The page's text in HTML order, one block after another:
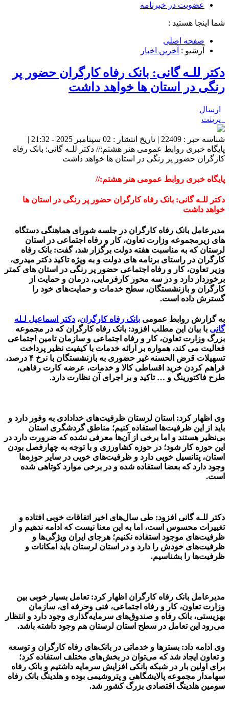
عضويت در خبرنامه
شما اینجا هستید :
صفحه اصلی
آرشیو : آخرین اخبار
دکتر للـه گانی: بانک رفاه کارگران حضور پر
رنگی در استان ها خواهد داشت
ارسال
پرینت
شناسه خبر : 22409 | تاریخ انتشار : 02 سپتامبر 2025 - 21:32 |
پایگاه خبری روابط عمومی هنر هشتم:// دکتر للـه گانی: بانک رفاه
کارگران حضور پر رنگی در استان ها خواهد داشت
پایگاه خبری روابط عمومی هنر هشتم://
دکتر للـه گانی: بانک رفاه کارگران حضور پر رنگی در استان ها
خواهد داشت
مدیرعامل بانک رفاه کارگران در جلسه شورای هماهنگی دستگاه
های زیرمجموعه وزارت تعاون، کار و رفاه اجتماعی در استان
لرستان که به مناسبت هفته دولت برگزار شد، گفت: بانک رفاه
کارگران در راستای برنامه های دولت و به ویژه تاکید دکتر میدری،
وزیر تعاون، کار و رفاه اجتماعی حضور پر رنگی در استان های کمتر
برخوردار دارد و در سه محور کارفرمایی، درمان و حمایت از
کارگران و بازنشستگان، سطح خدمات و حمایت‌های خود را
گسترش داده است.
به گزارش روابط عمومی بانک رفاه کارگران، دکتر اسماعیل لـله
گانی با بیان این مطلب افزود: بانک رفاه کارگران که در مجموعه
بزرگ وزارت تعاون، کار و رفاه اجتماعی و سازمان تامین اجتماعی
فعالیت می کند، همواره بر ارائه خدمات با کیفیت نظیر پرداخت
تسهیلات قرض الحسنه غیر حضوری به بازنشستگان با نرخ ۴ درصد،
فراهم کردن خرید اقساطی کالا و خدمات، عرضه کارت رفاهی،
طرح فاکتورینگ و … تاکید و بر اجرای آن نظارت دارد.
وی اظهار کرد: استان لرستان ظرفیت‌های خدادادی به وفور دارد و
باید از این ظرفیت‌ها استفاده کنیم؛ مناطق گردشگری استان
بی‌نظیر هستند و اما برخی از آن‌ها معرفی نشده که ضرورت دارد در
این حوزه کار شود؛ در حوزه کشاورزی و با توجه به چهارفصل بودن
استان، پتانسیل خوبی دارد و ظرفیت‌های خوبی در سایر حوزه‌ها
وجود دارد که بعضا استفاده شده و در برخی موارد کوتاهی شده
است.
دکتر للـه گانی افزود: طی سال‌های اخیر اتفاقات خوبی افتاده و
تغییرات محسوس است، اما به این معنا نیست که ادامه ندهیم و از
ظرفیت‌های موجود استفاده نکنیم؛ هرجای ایران ویژگی‌ها و
ظرفیت‌های خودش را دارد و در استان لرستان باید امکانات و
ظرفیت‌ها را بشناسیم.
مدیرعامل بانک رفاه کارگران اظهار کرد: تعامل بسیار خوبی بین
وزارت تعاون، کار و رفاه اجتماعی، فنی وحرفه ای، سازمان
بهزیستی، بانک رفاه و صندوق‌های سرمایه‌گذاری وجود دارد و انتظار
می‌رود این تعامل در سطح استان لرستان هم وجود داشته باشد.
وی ادامه داد: بسترها و خدماتی در بانک‌های رفاه کارگران و توسعه
و تعاون ایجاد شد که می‌توان در بخش‌های مختلف استفاده کرد؛
‌برای اولین بار در شبکه بانکی افزایش سرمایه داشتیم و بانک رفاه
سهامدار مجموعه پالایشگاهی و پتروشیمی بوده و هلدینگ بانک رفاه
سومین هلدینگ اقتصادی بزرگ کشور شد.